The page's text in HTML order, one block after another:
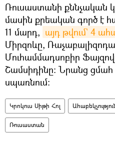
Ռուսաստանի քննչական
մասին քրեական գործ է
11 մարդ, այդ թվում` 4
Միրզոևը,
Մուհամմադսոբիր
Շամսիդինը։ Նրանց
սպառնում։
Կրոկուս Սիթի Հոլ
Ռուսաստան